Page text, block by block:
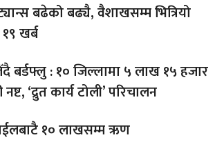
बढेको बढ्यै, वैशाखसम्म भित्रियो
खर्ब
बर्डफ्लु : १० जिल्लामा ५ लाख १५ हजार
नष्ट, ‘द्रुत कार्य टोली’ परिचालन
१० लाखसम्म ऋण